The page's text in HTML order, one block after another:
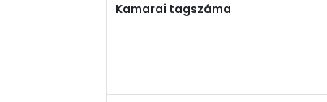
Kamarai tagszáma